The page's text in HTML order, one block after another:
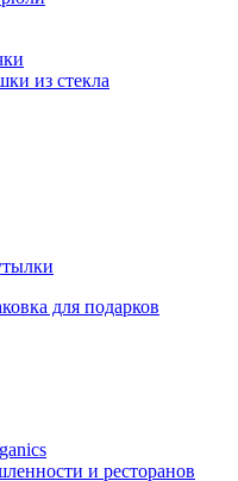
из стекла
для подарков
и ресторанов